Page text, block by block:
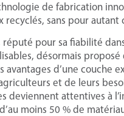
de fabrication
recyclés, sans pour
réputé pour sa fiabilité
désormais
avantages d’une
et de leurs
deviennent attentives à
moins 50 % de